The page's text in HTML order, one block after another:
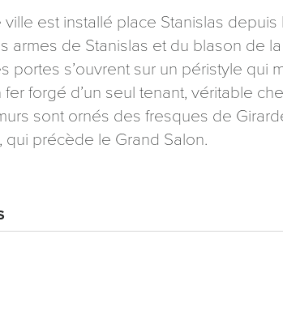
ville est installé place Stanislas
armes de Stanislas et du blason de
portes s’ouvrent sur un péristyle qui
forgé d’un seul tenant, véritable
sont ornés des fresques de
qui précède le Grand Salon.Les informations
mention contraire).